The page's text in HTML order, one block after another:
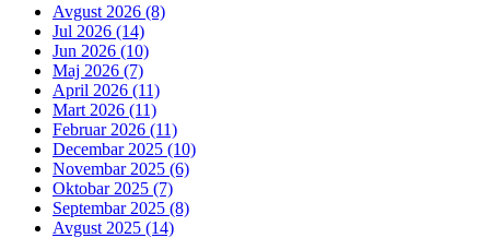
Avgust 2026 (8)
Jul 2026 (14)
Jun 2026 (10)
Maj 2026 (7)
April 2026 (11)
Mart 2026 (11)
Februar 2026 (11)
Decembar 2025 (10)
Novembar 2025 (6)
Oktobar 2025 (7)
Septembar 2025 (8)
Avgust 2025 (14)